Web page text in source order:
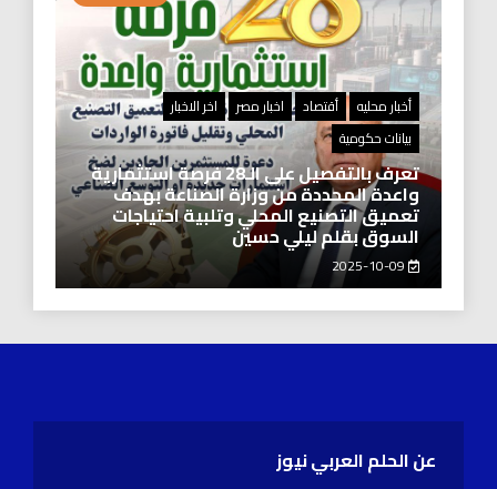
أخبار محليه أقتصاد اخبار مصر
اخر الاخبار
بيانات حكومية
تعرف بالتفصيل على الـ28 فرصة استثمارية
واعدة المحددة من وزارة الصناعة بهدف
تعميق التصنيع المحلي وتلبية احتياجات
السوق بقلم ليلي حسين
عن الحلم العربي نيوز